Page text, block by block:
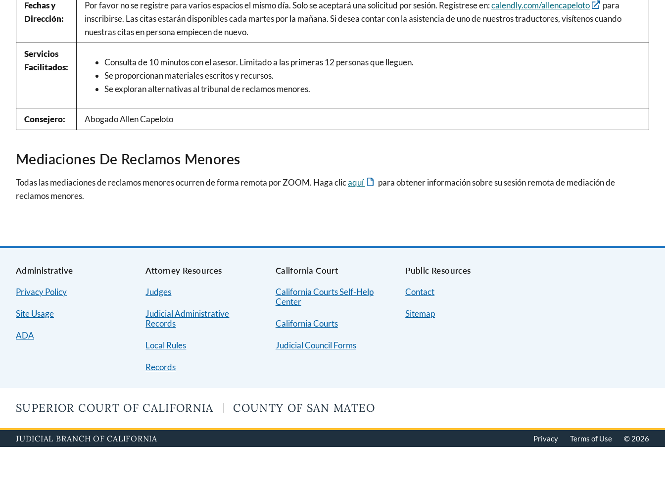
Fechas y
Dirección:
Por favor no se registre para varios espacios el mismo día. Solo se aceptará una solicitud por sesión. Regístrese en:calendly.com/allencapeloto
para
inscribirse. Las citas estarán disponibles cada martes por la mañana. Si desea contar con la asistencia de uno de nuestros traductores, visítenos cuando
nuestras citas en persona empiecen de nuevo.
Servicios
Facilitados:
Consulta de 10 minutos con el asesor. Limitado a las primeras 12 personas que lleguen.
Se proporcionan materiales escritos y recursos.
Se exploran alternativas al tribunal de reclamos menores.
Consejero: Abogado Allen Capeloto
Mediaciones De Reclamos Menores
Todas las mediaciones de reclamos menores ocurren de forma remota por ZOOM. Haga clicaquí
para obtener información sobre su sesión remota de mediación de
reclamos menores.
Administrative
Privacy Policy
Site Usage
ADA
Attorney Resources
Judges
Judicial Administrative
Records
Local Rules
Records
California Court
California Courts Self-Help
Center
California Courts
Judicial Council Forms
Public Resources
Contact
Sitemap
SUPERIOR COURT OF CALIFORNIA COUNTY OF SAN MATEO
JUDICIAL BRANCH OF CALIFORNIA Privacy Terms of Use © 2026